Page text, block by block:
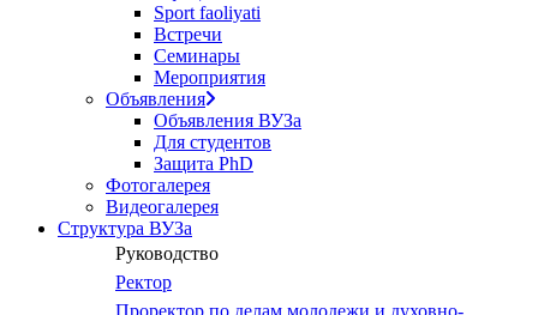
Sport faoliyati
Встречи
Семинары
Мероприятия
Объявления
Объявления ВУЗа
Для студентов
Защита PhD
Фотогалерея
Видеогалерея
Структура ВУЗа
Руководство
Ректор
Проректор по делам молодежи и духовно-